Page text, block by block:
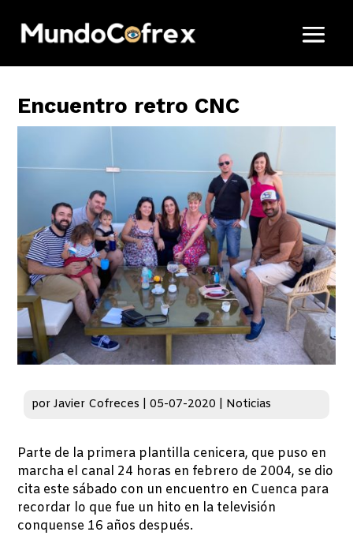
Encuentro retro CNC
porJavier Cofreces |05-07-2020 Noticias
Parte de la primera plantilla cenicera, que puso en
marcha el canal 24 horas en febrero de 2004, se dio
cita este sábado con un encuentro en Cuenca para
recordar lo que fue un hito en la televisión
conquense 16 años después.